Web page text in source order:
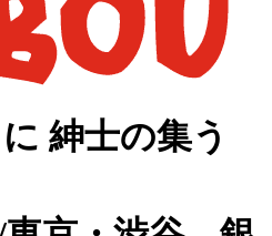
紳士の集う